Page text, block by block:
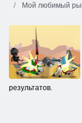
Мой любимый
результатов.